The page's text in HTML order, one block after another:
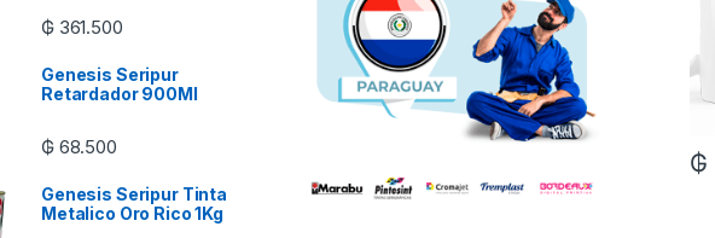
₲ 361.500
Genesis Seripur
Retardador 900Ml
₲ 68.500
Genesis Seripur Tinta
Metalico Oro Rico 1Kg
₲